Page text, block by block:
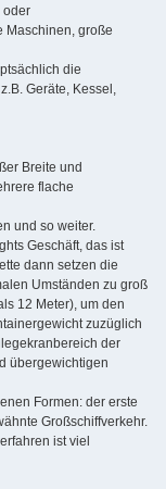
oder
Maschinen, große
die
Geräte, Kessel,
Breite und
flache
und so weiter.
Geschäft, das ist
dann setzen die
Umständen zu groß
12 Meter), um den
zuzüglich
der
übergewichtigen
Formen: der erste
Großschiffverkehr.
ist viel